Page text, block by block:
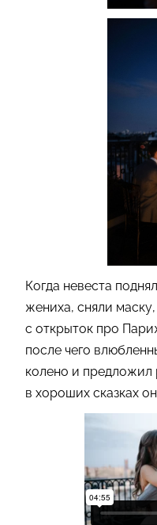
Когда невеста
жениха, сняли
с открыток про
после чего
колено и предложил
в хороших сказках